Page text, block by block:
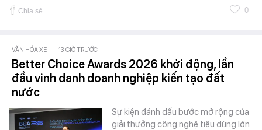
Chia sẻ 0
VĂN HÓA XE - 13 GIỜ TRƯỚC
Better Choice Awards 2026 khởi động, lần
đầu vinh danh doanh nghiệp kiến tạo đất
nước
Sự kiện đánh dấu bước mở rộng của
giải thưởng công nghệ tiêu dùng lớn